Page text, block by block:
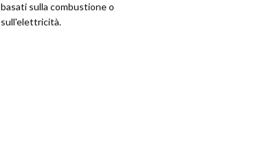
basati sulla combustione o
sull'elettricità.